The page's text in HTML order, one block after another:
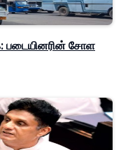
படையினரின் சோள